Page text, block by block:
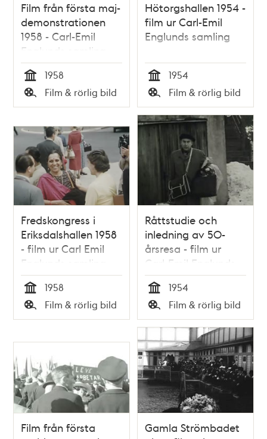
Film från första maj-
demonstrationen
1958 - Carl-Emil
Englunds samling
Tid
1958
Typ
Film & rörlig bild
Hötorgshallen 1954 -
film ur Carl-Emil
Englunds samling
Tid
1954
Typ
Film & rörlig bild
Fredskongress i
Eriksdalshallen 1958
- film ur Carl Emil
Englunds samling
Tid
1958
Typ
Film & rörlig bild
Råttstudie och
inledning av 50-
årsresa - film ur
Carl-Emil Englunds
samling
Tid
1954
Typ
Film & rörlig bild
Film från första
Gamla Strömbadet